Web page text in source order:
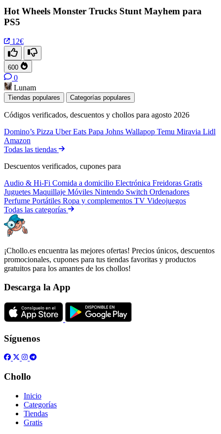
Hot Wheels Monster Trucks Stunt Mayhem para
PS5
12€
600
0
Lunam
Tiendas populares Categorías populares
Códigos verificados, descuentos y chollos para agosto 2026
Domino’s Pizza Uber Eats Papa Johns Wallapop Temu Miravia Lidl
Amazon
Todas las tiendas
Descuentos verificados, cupones para
Audio & Hi-Fi Comida a domicilio Electrónica Freidoras Gratis
Juguetes Maquillaje Móviles Nintendo Switch Ordenadores
Perfume Portátiles Ropa y complementos TV Videojuegos
Todas las categorías
¡Chollo.es encuentra las mejores ofertas! Precios únicos, descuentos
promocionales, cupones para tus tiendas favoritas y productos
gratuitos para los amantes de los chollos!
Descarga la App
Síguenos
Chollo
Inicio
Categorías
Tiendas
Gratis